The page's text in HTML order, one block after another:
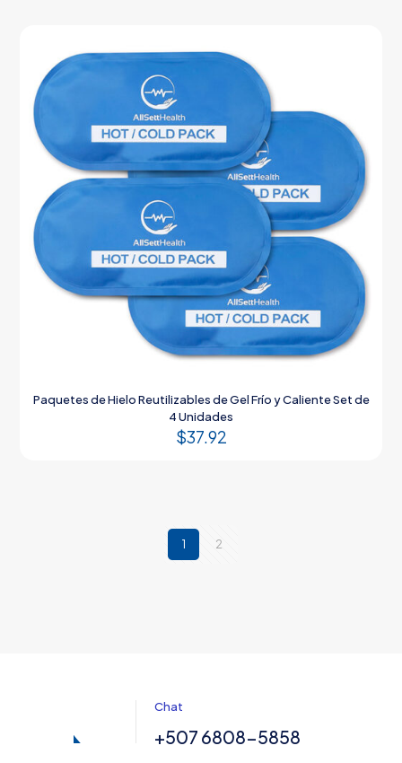
Paquetes de Hielo Reutilizables de Gel Frío y Caliente Set de
4 Unidades
$37.92
1 2
Chat
+507 6808-5858